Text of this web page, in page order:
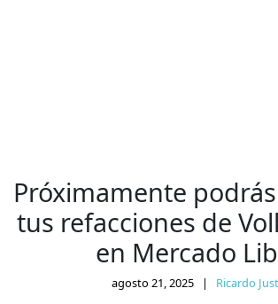
Próximamente
tus refacciones de
en Mercado
agosto 21, 2025 | Ricardo